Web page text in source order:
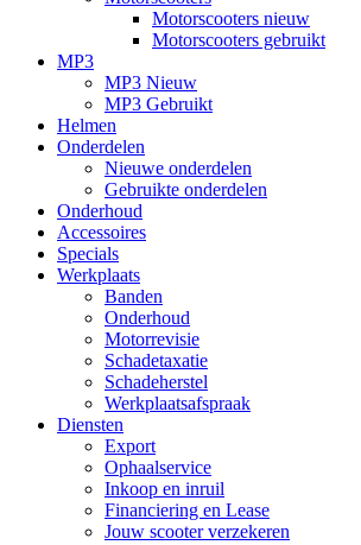
Motorscooters nieuw
Motorscooters gebruikt
MP3
MP3 Nieuw
MP3 Gebruikt
Helmen
Onderdelen
Nieuwe onderdelen
Gebruikte onderdelen
Onderhoud
Accessoires
Specials
Werkplaats
Banden
Onderhoud
Motorrevisie
Schadetaxatie
Schadeherstel
Werkplaatsafspraak
Diensten
Export
Ophaalservice
Inkoop en inruil
Financiering en Lease
Jouw scooter verzekeren